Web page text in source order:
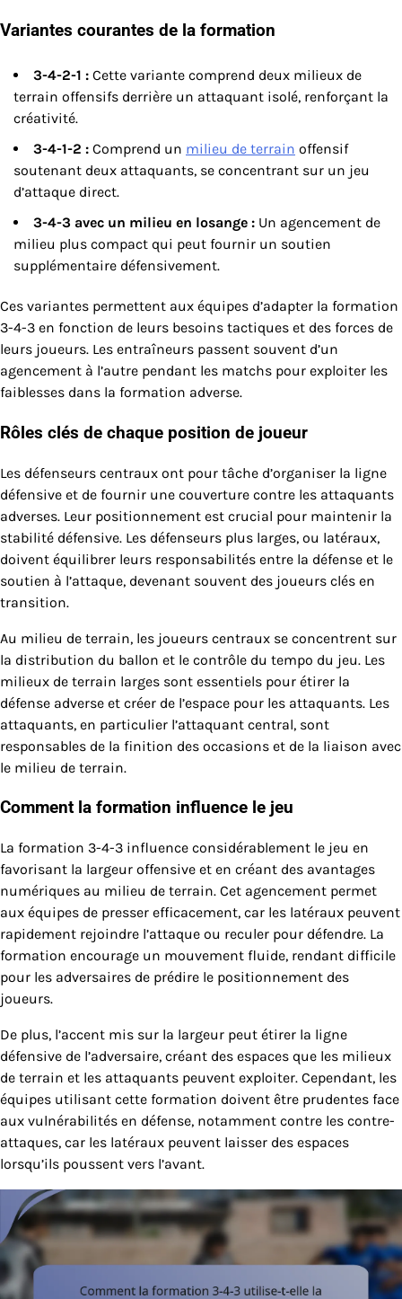
Variantes courantes de la formation
3-4-2-1 : Cette variante comprend deux milieux de
terrain offensifs derrière un attaquant isolé, renforçant la
créativité.
3-4-1-2 : Comprend un milieu de terrain offensif
soutenant deux attaquants, se concentrant sur un jeu
d’attaque direct.
3-4-3 avec un milieu en losange : Un agencement de
milieu plus compact qui peut fournir un soutien
supplémentaire défensivement.
Ces variantes permettent aux équipes d’adapter la formation
3-4-3 en fonction de leurs besoins tactiques et des forces de
leurs joueurs. Les entraîneurs passent souvent d’un
agencement à l’autre pendant les matchs pour exploiter les
faiblesses dans la formation adverse.
Rôles clés de chaque position de joueur
Les défenseurs centraux ont pour tâche d’organiser la ligne
défensive et de fournir une couverture contre les attaquants
adverses. Leur positionnement est crucial pour maintenir la
stabilité défensive. Les défenseurs plus larges, ou latéraux,
doivent équilibrer leurs responsabilités entre la défense et le
soutien à l’attaque, devenant souvent des joueurs clés en
transition.
Au milieu de terrain, les joueurs centraux se concentrent sur
la distribution du ballon et le contrôle du tempo du jeu. Les
milieux de terrain larges sont essentiels pour étirer la
défense adverse et créer de l’espace pour les attaquants. Les
attaquants, en particulier l’attaquant central, sont
responsables de la finition des occasions et de la liaison avec
le milieu de terrain.
Comment la formation influence le jeu
La formation 3-4-3 influence considérablement le jeu en
favorisant la largeur offensive et en créant des avantages
numériques au milieu de terrain. Cet agencement permet
aux équipes de presser efficacement, car les latéraux peuvent
rapidement rejoindre l’attaque ou reculer pour défendre. La
formation encourage un mouvement fluide, rendant difficile
pour les adversaires de prédire le positionnement des
joueurs.
De plus, l’accent mis sur la largeur peut étirer la ligne
défensive de l’adversaire, créant des espaces que les milieux
de terrain et les attaquants peuvent exploiter. Cependant, les
équipes utilisant cette formation doivent être prudentes face
aux vulnérabilités en défense, notamment contre les contre-
attaques, car les latéraux peuvent laisser des espaces
lorsqu’ils poussent vers l’avant.